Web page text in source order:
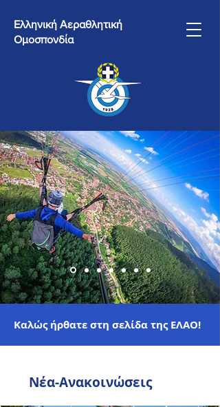
Ελληνική Αεραθλητική
Ομοσπονδία
Καλώς ήρθατε στη σελίδα της ΕΛΑΟ!
Νέα-Ανακοινώσεις